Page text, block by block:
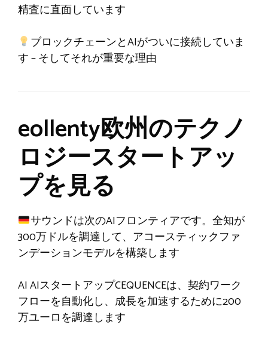
精査に直面しています
ブロックチェーンとAIがついに接続していま
す – そしてそれが重要な理由
eollenty欧州のテクノ
ロジースタートアッ
プを見る
サウンドは次のAIフロンティアです。全知が
300万ドルを調達して、アコースティックファ
ンデーションモデルを構築します
AI AIスタートアップCEQUENCEは、契約ワーク
フローを自動化し、成長を加速するために200
万ユーロを調達します